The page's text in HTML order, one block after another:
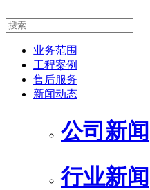
业务范围
工程案例
售后服务
新闻动态
公司新闻
行业新闻